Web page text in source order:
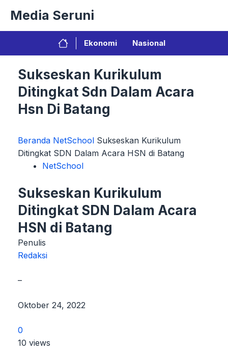
isi
Media Seruni
Ekonomi Nasional
Sukseskan Kurikulum
Ditingkat Sdn Dalam Acara
Hsn Di Batang
Beranda NetSchool Sukseskan Kurikulum
Ditingkat SDN Dalam Acara HSN di Batang
NetSchool
Sukseskan Kurikulum
Ditingkat SDN Dalam Acara
HSN di Batang
Penulis
Redaksi
–
Oktober 24, 2022
0
10 views